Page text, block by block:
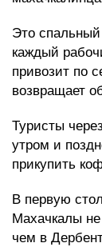
Это
каждый
привозит по
возвращает
Туристы
утром и
прикупить
В первую
Махачкалы не
чем в